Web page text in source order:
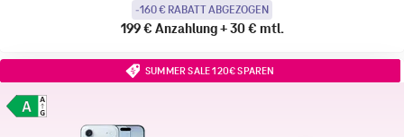
-160 € RABATT ABGEZOGEN
199 € Anzahlung+30 € mtl.
SUMMER SALE 120€ SPAREN